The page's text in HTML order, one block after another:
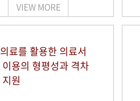
VIEW MORE
료를 활용한 의료서
이용의 형평성과 격차
원